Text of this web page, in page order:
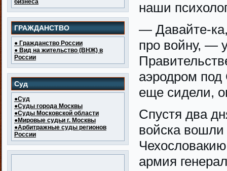
бизнеса
ГРАЖДАНСТВО
● Гражданство России
● Вид на жительство (ВНЖ) в
России
Суд
●Суд
●Суды города Москвы
●Суды Московской области
●Мировые судьи г. Москвы
●Арбитражные суды регионов
России
наши
— Давайте-
про войну, —
аэродром
еще сидели,
Спустя два
войска
армия